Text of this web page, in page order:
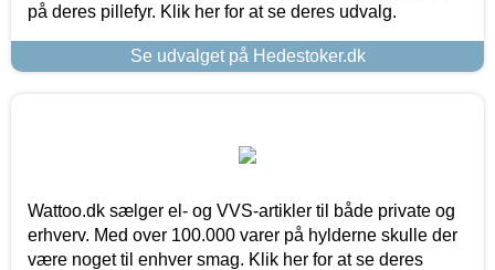
på deres pillefyr. Klik her for at se deres udvalg.
Se udvalget på Hedestoker.dk
Wattoo.dk sælger el- og VVS-artikler til både private og
erhverv. Med over 100.000 varer på hylderne skulle der
være noget til enhver smag. Klik her for at se deres